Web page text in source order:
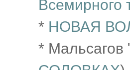
Всемирного
* НОВАЯ
* Мальсагов